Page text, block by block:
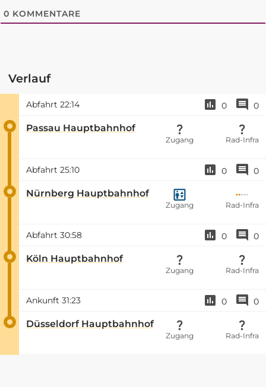
0 KOMMENTARE
Verlauf
Abfahrt 22:14 0 0
Passau Hauptbahnhof
Zugang Rad-Infra
Abfahrt 25:10 0 0
Nürnberg Hauptbahnhof
Zugang Rad-Infra
Abfahrt 30:58 0 0
Köln Hauptbahnhof
Zugang Rad-Infra
Ankunft 31:23 0 0
Düsseldorf Hauptbahnhof
Zugang Rad-Infra